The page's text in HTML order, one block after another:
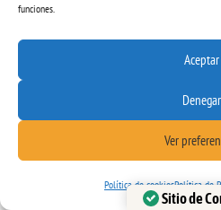
funciones.
Aceptar
Denegar
Ver
Política de cookiesPolítica de
Sitio de